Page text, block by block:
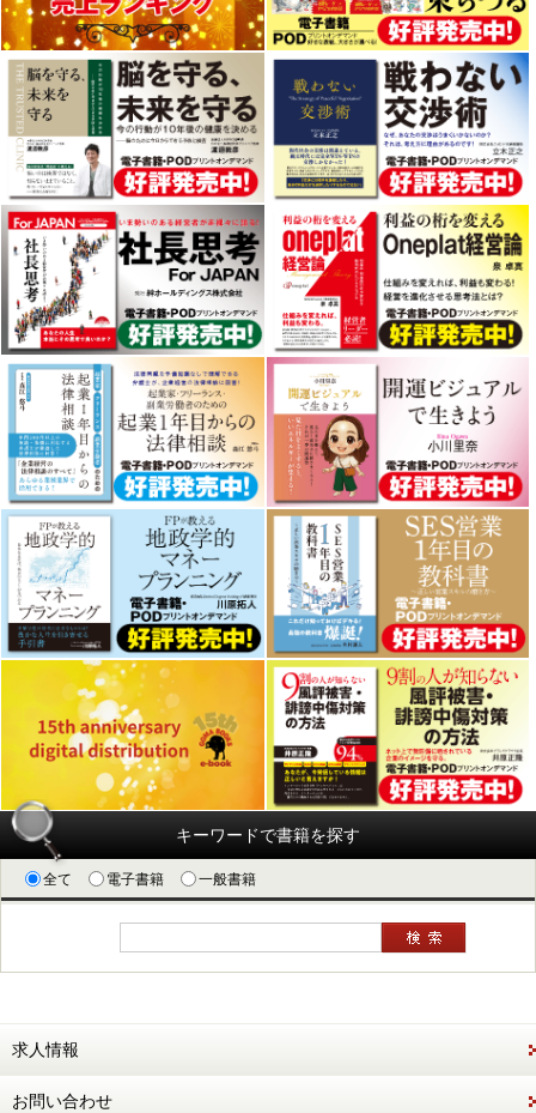
キーワードで書籍を探す
全て 電子書籍 一般書籍
求人情報
お問い合わせ